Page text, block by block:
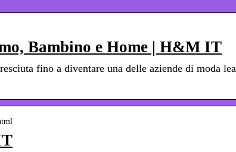
Bambino e Home | H&M IT
fino a diventare una delle aziende di moda